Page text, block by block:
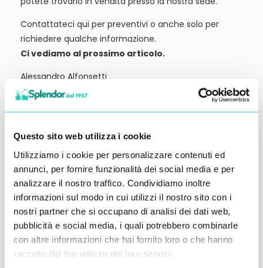
Questo sito web utilizza i cookie
Utilizziamo i cookie per personalizzare contenuti ed
annunci, per fornire funzionalità dei social media e per
analizzare il nostro traffico. Condividiamo inoltre
informazioni sul modo in cui utilizzi il nostro sito con i
nostri partner che si occupano di analisi dei dati web,
pubblicità e social media, i quali potrebbero combinarle
con altre informazioni che hai fornito loro o che hanno
raccolto dal tuo utilizzo dei loro servizi.
Contattateci qui per preventivi o anche solo per
richiedere qualche informazione.
Ci vediamo al prossimo articolo.
Alessandro Alfonsetti
Inserisci i tuoi dati qui, ti ricontatteremo
entro 48 ore